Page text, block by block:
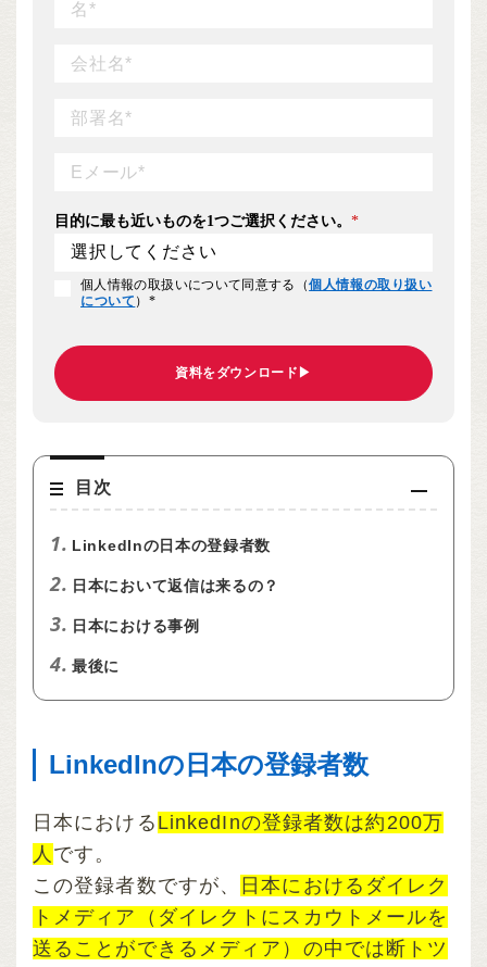
目的に最も近いものを1つご選択ください。 *
個人情報の取扱いについて同意する（個人情報の取り扱い
について ） *
目次
1. LinkedInの日本の登録者数
2. 日本において返信は来るの？
3. 日本における事例
4. 最後に
LinkedInの日本の登録者数
日本における LinkedInの登録者数は約200万
人 です。
この登録者数ですが、
日本におけるダイレク
トメディア（ダイレクトにスカウトメールを
送ることができるメディア）の中では断トツ